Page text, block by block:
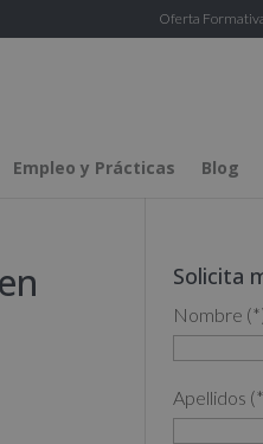
Oferta
Empleo y Prácticas Blog
Solicita
Nombre
Apellidos